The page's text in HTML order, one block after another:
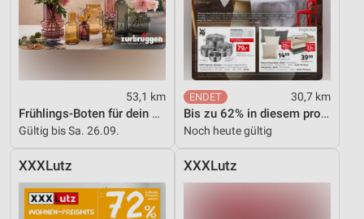
53,1 km
Frühlings-Boten für dein Zuhause
Gültig bis Sa. 26.09.
30,7 km
Bis zu 62% in diesem prospekt
Noch heute gültig
XXXLutz XXXLutz